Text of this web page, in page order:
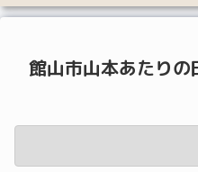
館山市山本あたりの